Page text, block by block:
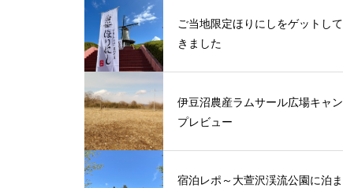
ご当地限定ほりにしをゲットして
きました
伊豆沼農産ラムサール広場キャン
プレビュー
宿泊レポ～大萱沢渓流公園に泊ま